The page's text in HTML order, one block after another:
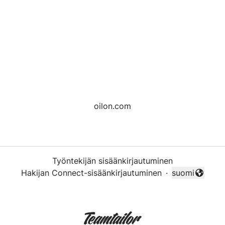
oilon.com
Työntekijän sisäänkirjautuminen
Hakijan Connect-sisäänkirjautuminen ·
Vaihda kieli
suomi